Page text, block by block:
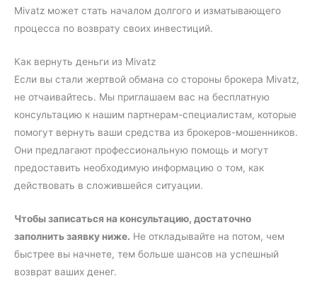
Mivatz может стать началом долгого и изматывающего
процесса по возврату своих инвестиций.
Как вернуть деньги из Mivatz
Если вы стали жертвой обмана со стороны брокера Mivatz,
не отчаивайтесь. Мы приглашаем вас на бесплатную
консультацию к нашим партнерам-специалистам, которые
помогут вернуть ваши средства из брокеров-мошенников.
Они предлагают профессиональную помощь и могут
предоставить необходимую информацию о том, как
действовать в сложившейся ситуации.
Чтобы записаться на консультацию, достаточно
заполнить заявку ниже. Не откладывайте на потом, чем
быстрее вы начнете, тем больше шансов на успешный
возврат ваших денег.